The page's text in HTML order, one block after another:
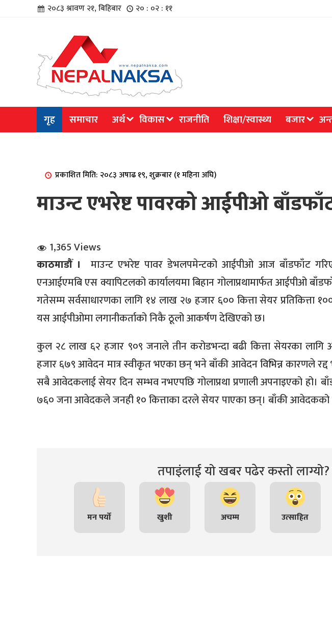
२०८३ श्रावण २१, बिहिबार २० : ०२ : ११
गृह समाचार अर्थ विकास राजनीति शिक्षा/स्वास्थ्य बजार
प्रकाशित मिति: २०८३ अषाढ १९, शुक्रबार (१ महिना अघि)
माउन्ट एभरेष्ट पावरको आईपीओ
1,365 Views
काठमाडौँ । माउन्ट एभरेष्ट पावर डेभलपमेन्टको आईपीओ आज बाँडफाँट
एनआईएमबि एस क्यापिटलको कार्यालयमा बिहान गोलाप्रथामार्फत आईपीओ
गतेसम्म सर्वसाधारणका लागि १४ लाख २७ हजार ६०० कित्ता सेयर प्रतिकित्ता
यस आईपीओमा लगानीकर्ताको निकै ठूलो आकर्षण देखिएको छ।
कुल २८ लाख ६२ हजार ९०९ जनाले तीन करोडभन्दा बढी कित्ता सेयरका
हजार ६७९ आवेदन मात्र स्वीकृत भएका छन् भने बाँकी आवेदन विभिन्न कारणले
सबै आवेदकलाई सेयर दिन सम्भव नभएपछि गोलाप्रथा प्रणाली अपनाइएको हो।
७६० जना आवेदकले जनही १० कित्ताका दरले सेयर पाएका छन्। बाँकी
तपाइंलाई यो खबर पढेर कस्तो लाग्यो?
मन पर्यो खुशी अचम्म उत्साहित